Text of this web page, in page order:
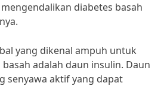
diabetes basah
yang dikenal ampuh untuk
adalah daun insulin. Daun
senyawa aktif yang dapat